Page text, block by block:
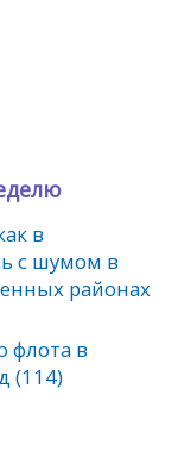
в
с шумом в
районах
флота в
(114)